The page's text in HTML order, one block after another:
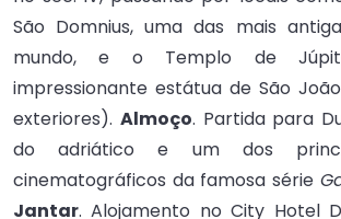
São Domnius, uma das mais
mundo, e o Templo de
impressionante estátua de São
exteriores). Almoço. Partida para
do adriático e um dos
cinematográficos da famosa série
Jantar. Alojamento no City Hotel